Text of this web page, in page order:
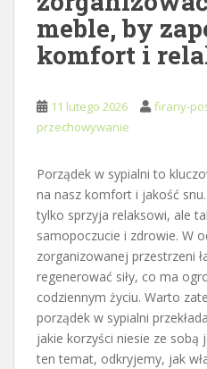
meble, by
komfort i
11 lutego 2026 firany-
przechowywanie
Porządek w sypialni to
na nasz komfort i jakość
tylko sprzyja relaksowi, ale
samopoczucie i zdrowie. W
zorganizowanej przestrzeni
regenerować siły, co ma
codziennym życiu. Warto
porządek w sypialni
jakie korzyści niesie ze sobą
ten temat, odkryjemy, jak